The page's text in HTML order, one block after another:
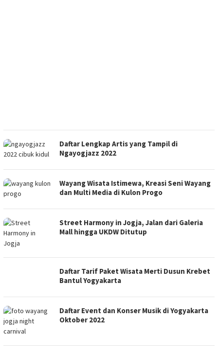
Daftar Lengkap Artis yang Tampil di
Ngayogjazz 2022
Wayang Wisata Istimewa, Kreasi Seni Wayang
dan Multi Media di Kulon Progo
Street Harmony in Jogja, Jalan dari Galeria
Mall hingga UKDW Ditutup
Daftar Tarif Paket Wisata Merti Dusun Krebet
Bantul Yogyakarta
Daftar Event dan Konser Musik di Yogyakarta
Oktober 2022